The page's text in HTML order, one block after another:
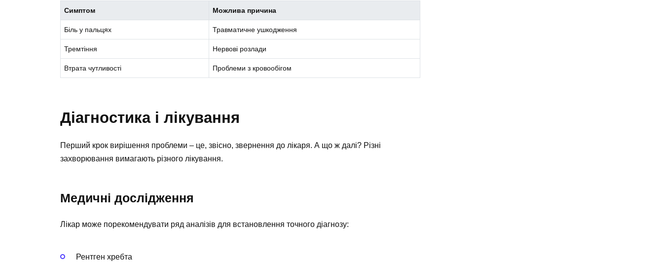
Симптом Можлива причина
Біль у пальцях Травматичне ушкодження
Тремтіння Нервові розлади
Втрата чутливості Проблеми з кровообігом
Діагностика і лікування
Перший крок вирішення проблеми – це, звісно, звернення до лікаря. А що ж далі? Різні
захворювання вимагають різного лікування.
Медичні дослідження
Лікар може порекомендувати ряд аналізів для встановлення точного діагнозу:
Рентген хребта